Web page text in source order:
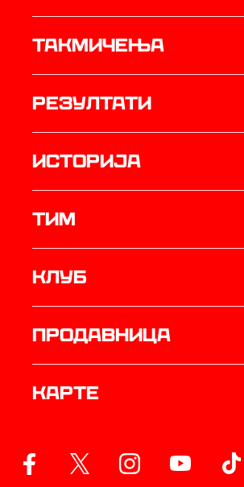
Такмичења
резултати
историја
ТИМ
Клуб
продавница
Карте